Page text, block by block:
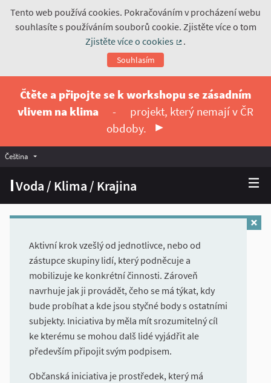
Tento web používá cookies. Pokračováním v procházení webu
souhlasíte s používáním souborů cookie. Zjistěte více o tom
Zjistěte více o cookies
.
Souhlasím
Čtěte a připojte se k workshopu se zásadním
vlivem na klima
-
projekt, který nemají v ČR
obdoby.
Voda / Klima / Krajina
Čeština Vyberte jazyk
Aktivní krok vzešlý od jednotlivce, nebo od
zástupce skupiny lidí, který podněcuje a
mobilizuje ke konkrétní činnosti. Zároveň
navrhuje jak ji provádět, čeho se má týkat, kdy
bude probíhat a kde jsou styčné body s ostatními
subjekty. Iniciativa by měla mít srozumitelný cíl
ke kterému se mohou dalš lidé vyjádřit ale
především připojit svým podpisem.
Občanská iniciativa je prostředek, který má